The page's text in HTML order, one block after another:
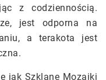
z codziennością.
jest odporna na
a terakota jest
jak Szklane Mozaiki